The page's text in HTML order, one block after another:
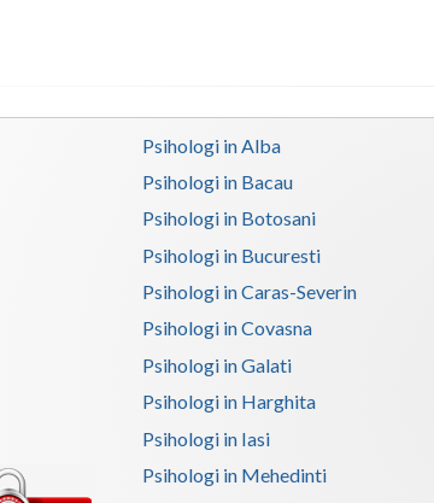
Psihologi in Alba
Psihologi in Bacau
Psihologi in Botosani
Psihologi in Bucuresti
Psihologi in Caras-Severin
Psihologi in Covasna
Psihologi in Galati
Psihologi in Harghita
Psihologi in Iasi
Psihologi in Mehedinti